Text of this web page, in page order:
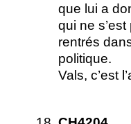
que lui a
qui ne
rentrés
politique.
Vals, c’est